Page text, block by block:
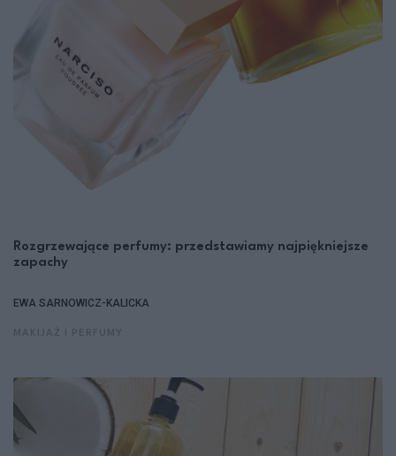
Rozgrzewające perfumy: przedstawiamy najpiękniejsze
zapachy
EWA SARNOWICZ-KALICKA